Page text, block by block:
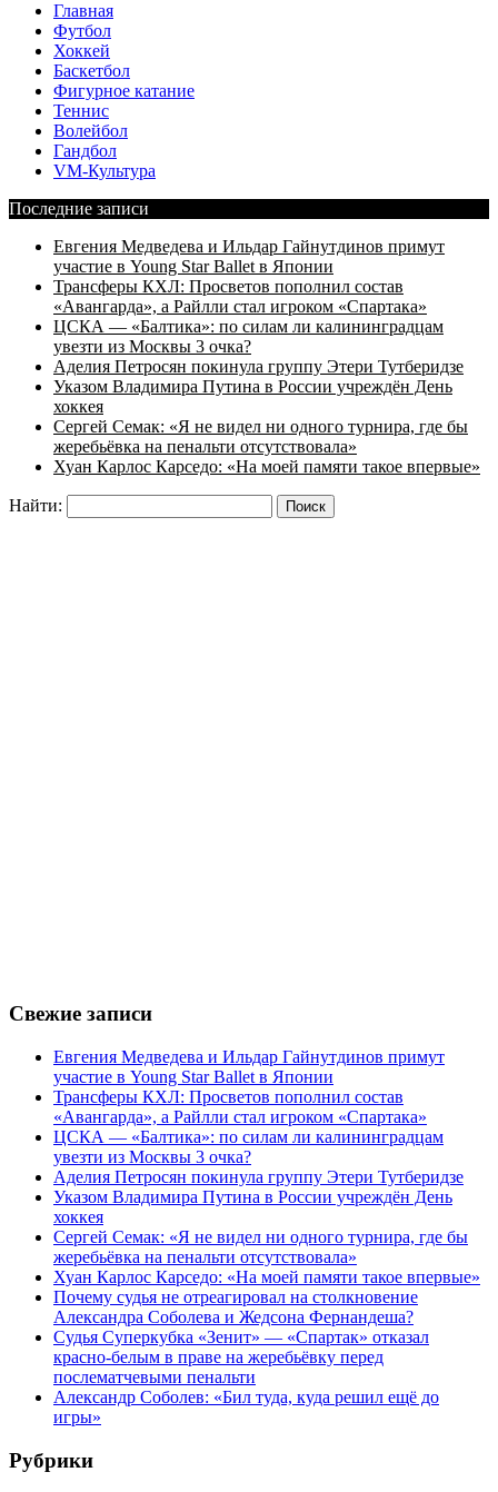
Главная
Футбол
Хоккей
Баскетбол
Фигурное катание
Теннис
Волейбол
Гандбол
VM-Культура
Последние записи
Евгения Медведева и Ильдар Гайнутдинов примут
участие в Young Star Ballet в Японии
Трансферы КХЛ: Просветов пополнил состав
«Авангарда», а Райлли стал игроком «Спартака»
ЦСКА — «Балтика»: по силам ли калининградцам
увезти из Москвы 3 очка?
Аделия Петросян покинула группу Этери Тутберидзе
Указом Владимира Путина в России учреждён День
хоккея
Сергей Семак: «Я не видел ни одного турнира, где бы
жеребьёвка на пенальти отсутствовала»
Хуан Карлос Карседо: «На моей памяти такое впервые»
Найти:
Свежие записи
Евгения Медведева и Ильдар Гайнутдинов примут
участие в Young Star Ballet в Японии
Трансферы КХЛ: Просветов пополнил состав
«Авангарда», а Райлли стал игроком «Спартака»
ЦСКА — «Балтика»: по силам ли калининградцам
увезти из Москвы 3 очка?
Аделия Петросян покинула группу Этери Тутберидзе
Указом Владимира Путина в России учреждён День
хоккея
Сергей Семак: «Я не видел ни одного турнира, где бы
жеребьёвка на пенальти отсутствовала»
Хуан Карлос Карседо: «На моей памяти такое впервые»
Почему судья не отреагировал на столкновение
Александра Соболева и Жедсона Фернандеша?
Судья Суперкубка «Зенит» — «Спартак» отказал
красно-белым в праве на жеребьёвку перед
послематчевыми пенальти
Александр Соболев: «Бил туда, куда решил ещё до
игры»
Рубрики